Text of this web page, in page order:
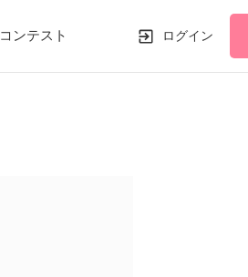
コンテスト ログイン